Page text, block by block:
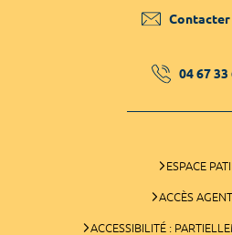
Contacter
04 67 33
ESPACE
ACCÈS
ACCESSIBILITÉ :